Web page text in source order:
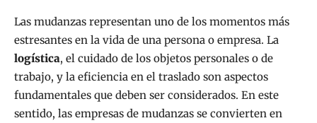
Las mudanzas representan uno de los momentos más
estresantes en la vida de una persona o empresa. La
logística, el cuidado de los objetos personales o de
trabajo, y la eficiencia en el traslado son aspectos
fundamentales que deben ser considerados. En este
sentido, las empresas de mudanzas se convierten en